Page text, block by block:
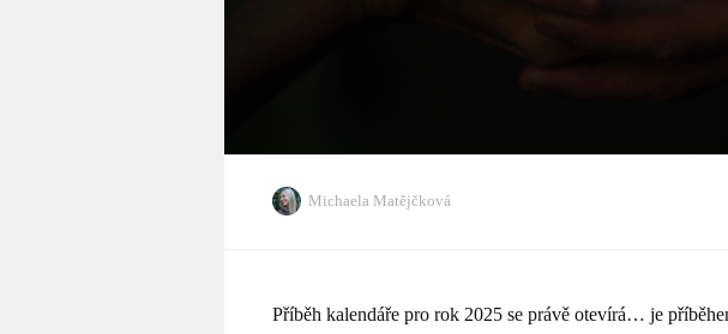
Michaela Matějčková
Příběh kalendáře pro rok 2025 se právě otevírá… je